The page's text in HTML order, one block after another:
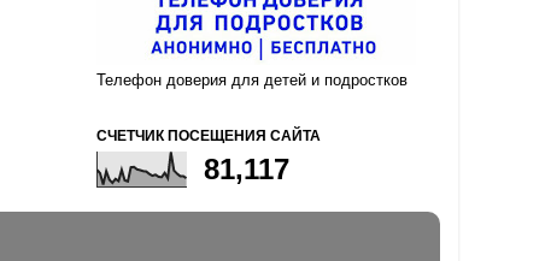
Телефон доверия для детей и подростков
СЧЕТЧИК ПОСЕЩЕНИЯ САЙТА
81,117